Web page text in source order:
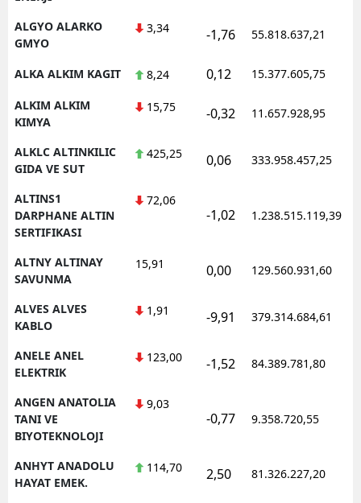
ALGYO ALARKO
GMYO
3,34 -1,76 55.818.637,21
ALKA ALKIM KAGIT 8,24 0,12 15.377.605,75
ALKIM ALKIM
KIMYA
15,75 -0,32 11.657.928,95
ALKLC ALTINKILIC
GIDA VE SUT
425,25 0,06 333.958.457,25
ALTINS1
DARPHANE ALTIN
SERTIFIKASI
72,06
-1,02 1.238.515.119,39
ALTNY ALTINAY
SAVUNMA
15,91 0,00 129.560.931,60
ALVES ALVES
KABLO
1,91 -9,91 379.314.684,61
ANELE ANEL
ELEKTRIK
123,00 -1,52 84.389.781,80
ANGEN ANATOLIA
TANI VE
BIYOTEKNOLOJI
9,03
-0,77 9.358.720,55
ANHYT ANADOLU
HAYAT EMEK.
114,70 2,50 81.326.227,20